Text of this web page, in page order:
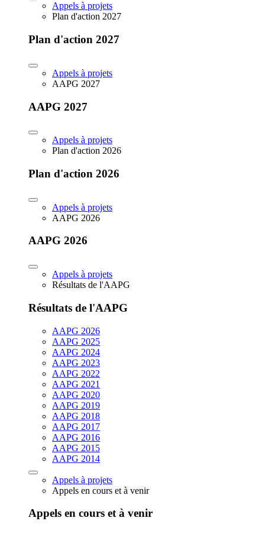
Appels à projets
Plan d'action 2027
Plan d'action 2027
Appels à projets
AAPG 2027
AAPG 2027
Appels à projets
Plan d'action 2026
Plan d'action 2026
Appels à projets
AAPG 2026
AAPG 2026
Appels à projets
Résultats de l'AAPG
Résultats de l'AAPG
AAPG 2026
AAPG 2025
AAPG 2024
AAPG 2023
AAPG 2022
AAPG 2021
AAPG 2020
AAPG 2019
AAPG 2018
AAPG 2017
AAPG 2016
AAPG 2015
AAPG 2014
Appels à projets
Appels en cours et à venir
Appels en cours et à venir